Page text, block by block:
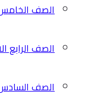
الصف الخامس
الصف الرابع
الصف السادس